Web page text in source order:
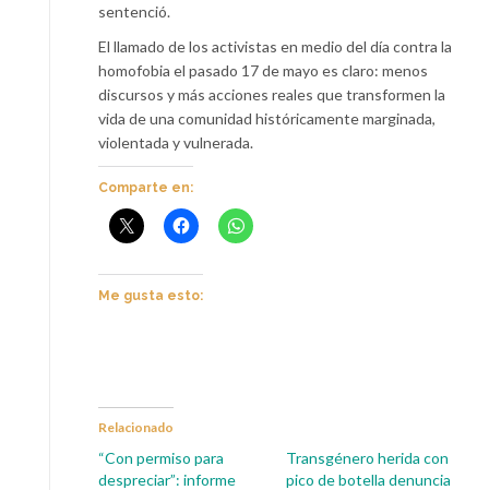
sentenció.
El llamado de los activistas en medio del día contra la
homofobia el pasado 17 de mayo es claro: menos
discursos y más acciones reales que transformen la
vida de una comunidad históricamente marginada,
violentada y vulnerada.
Comparte en:
Me gusta esto:
Relacionado
“Con permiso para
despreciar”: informe
Transgénero herida con
pico de botella denuncia